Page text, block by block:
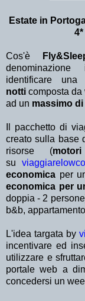
Estate in
Cos'è
identificare
notti composta da
ad un massimo di
Il pacchetto di
creato sulla base
risorse (
su
economica per
economica per
doppia - 2
b&b,
L'idea targata by
incentivare ed
utilizzare e
portale web a
concedersi un